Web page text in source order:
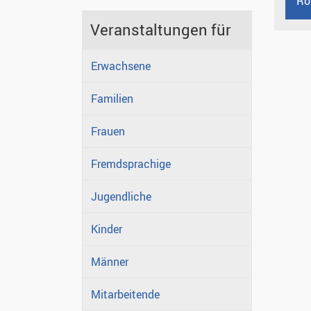
Veranstaltungen für
Erwachsene
Familien
Frauen
Fremdsprachige
Jugendliche
Kinder
Männer
Mitarbeitende